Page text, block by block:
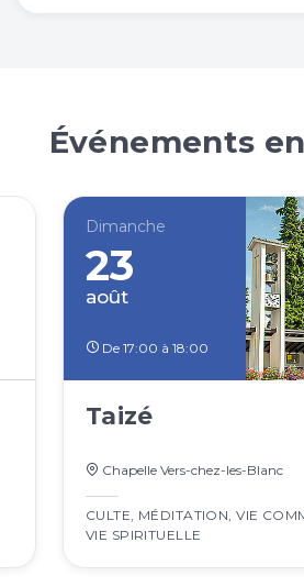
Événements
Dimanche
23
août
De 17:00 à 18:00
Taizé
Chapelle Vers-chez-les-Blanc
CULTE, MÉDITATION,VIE
VIE SPIRITUELLE